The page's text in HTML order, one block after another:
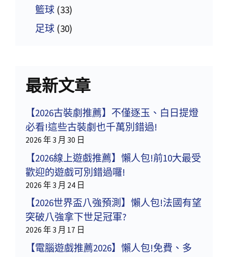
籃球 (33)
足球 (30)
最新文章
【2026古裝劇推薦】不僅逐玉、白日提燈
必看!這些古裝劇也千萬別錯過!
2026 年 3 月 30 日
【2026線上遊戲推薦】懶人包!前10大最受
歡迎的遊戲可別錯過囉!
2026 年 3 月 24 日
【2026世界盃八強預測】懶人包!法國有望
突破八強拿下世足冠軍?
2026 年 3 月 17 日
【電腦遊戲推薦2026】懶人包!免費、多